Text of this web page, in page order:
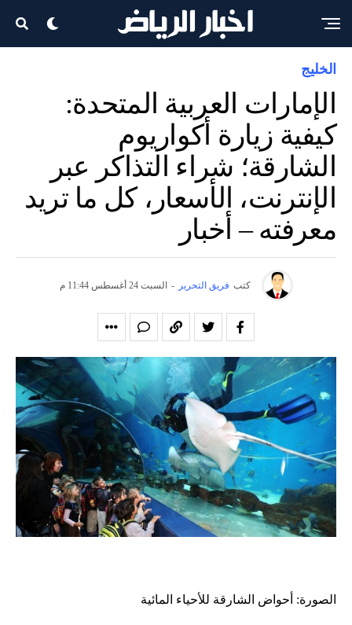
الخليج
الإمارات العربية المتحدة:
كيفية زيارة أكواريوم
الشارقة؛ شراء التذاكر عبر
الإنترنت، الأسعار، كل ما تريد
معرفته – أخبار
كتب فريق التحرير - السبت 24 أغسطس 11:44 م
الصورة: أحواض الشارقة للأحياء المائية